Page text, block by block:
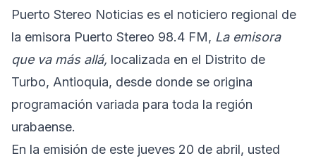
Puerto Stereo Noticias es el noticiero regional de
la emisora Puerto Stereo 98.4 FM, La emisora
que va más allá, localizada en el Distrito de
Turbo, Antioquia, desde donde se origina
programación variada para toda la región
urabaense.
En la emisión de este jueves 20 de abril, usted